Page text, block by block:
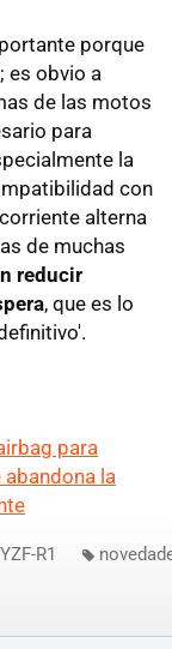
porque
es obvio a
de las motos
para
la
con
alterna
de muchas
reducir
, que es lo
para
la
R1